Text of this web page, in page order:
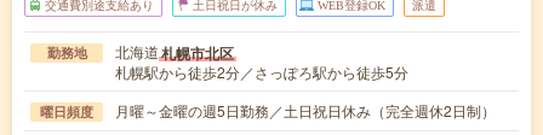
交通費別途支給あり 土日祝日が休み WEB登録OK 派遣
勤務地 北海道札幌市北区
札幌駅から徒歩2分／さっぽろ駅から徒歩5分
曜日頻度 月曜～金曜の週5日勤務／土日祝日休み（完全週休2日制）